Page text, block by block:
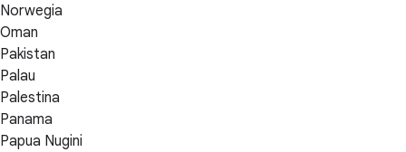
Norwegia
Oman
Pakistan
Palau
Palestina
Panama
Papua Nugini